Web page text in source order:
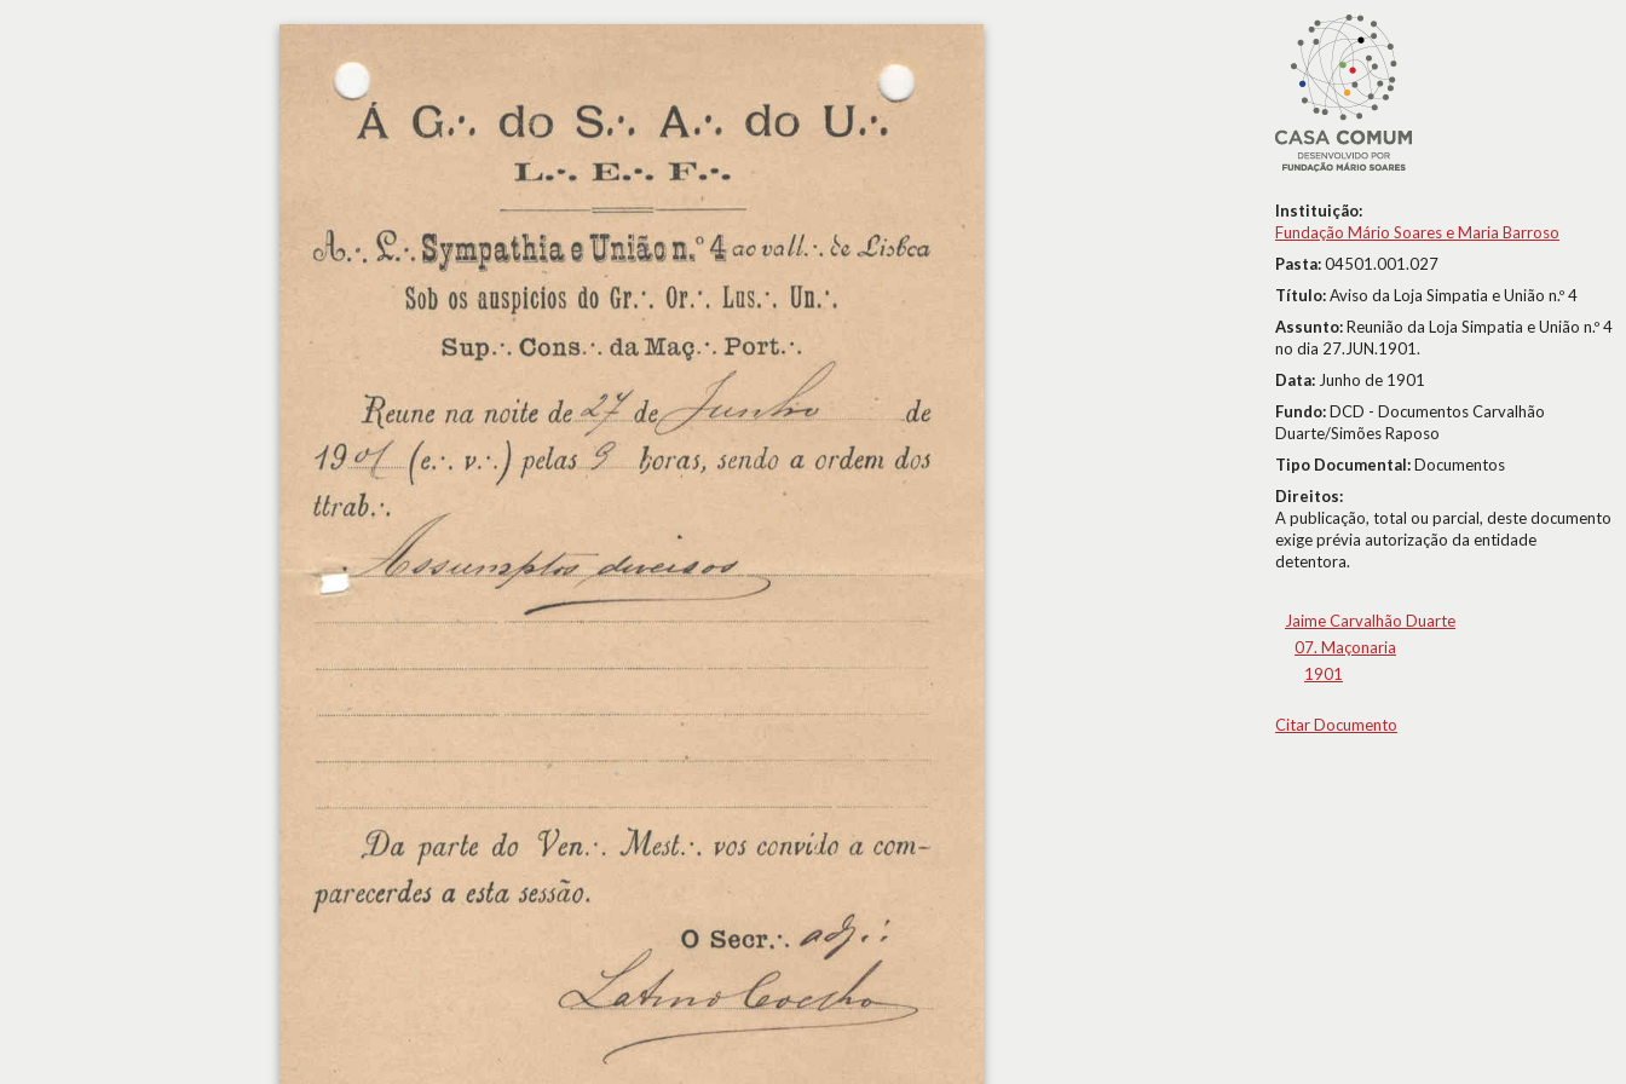
Instituição:
Fundação Mário Soares e Maria Barroso
Pasta:04501.001.027
Título:Aviso da Loja Simpatia e União n.º 4
Assunto:Reunião da Loja Simpatia e União n.º 4
no dia 27.JUN.1901.
Data: Junho de 1901
Fundo:DCD - Documentos Carvalhão
Duarte/Simões Raposo
Tipo Documental:Documentos
Direitos:
A publicação, total ou parcial, deste documento
exige prévia autorização da entidade
detentora.
Jaime Carvalhão Duarte
07. Maçonaria
1901
Citar Documento